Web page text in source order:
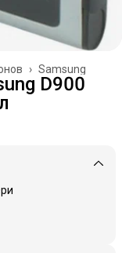
Samsung
›
D900